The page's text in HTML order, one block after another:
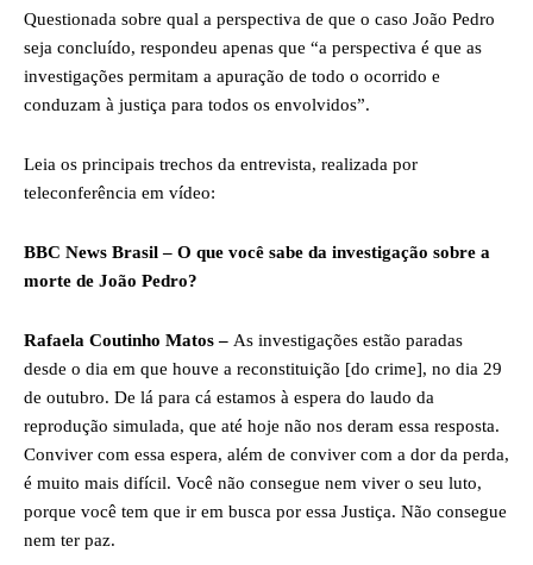
Questionada sobre qual a perspectiva de que o caso João Pedro
seja concluído, respondeu apenas que “a perspectiva é que as
investigações permitam a apuração de todo o ocorrido e
conduzam à justiça para todos os envolvidos”.
Leia os principais trechos da entrevista, realizada por
teleconferência em vídeo:
BBC News Brasil – O que você sabe da investigação sobre a
morte de João Pedro?
Rafaela Coutinho Matos – As investigações estão paradas
desde o dia em que houve a reconstituição [do crime], no dia 29
de outubro. De lá para cá estamos à espera do laudo da
reprodução simulada, que até hoje não nos deram essa resposta.
Conviver com essa espera, além de conviver com a dor da perda,
é muito mais difícil. Você não consegue nem viver o seu luto,
porque você tem que ir em busca por essa Justiça. Não consegue
nem ter paz.